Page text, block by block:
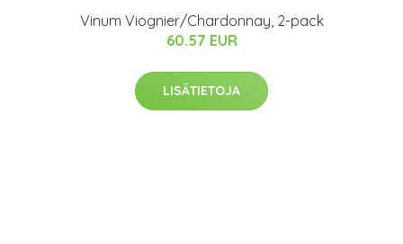
Vinum Viognier/Chardonnay, 2-pack
60.57 EUR
LISÄTIETOJA